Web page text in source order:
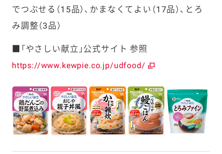
でつぶせる（15品）、かまなくてよい（17品）、とろ
み調整（3品）
■「やさしい献立」公式サイト 参照
https://www.kewpie.co.jp/udfood/